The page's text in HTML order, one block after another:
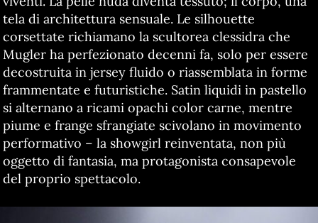
tela di architettura sensuale. Le silhouette
corsettate richiamano la scultorea clessidra che
Mugler ha perfezionato decenni fa, solo per essere
decostruita in jersey fluido o riassemblata in forme
frammentate e futuristiche. Satin liquidi in pastello
si alternano a ricami opachi color carne, mentre
piume e frange sfrangiate scivolano in movimento
performativo – la showgirl reinventata, non più
oggetto di fantasia, ma protagonista consapevole
del proprio spettacolo.